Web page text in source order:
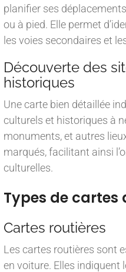
planifier ses
ou à pied. Elle permet
les voies secondaires et
Découverte des
historiques
Une carte bien détaillée
culturels et historiques à
monuments, et autres
marqués, facilitant ainsi
culturelles.
Types de cartes
Cartes routières
Les cartes routières sont
en voiture. Elles indiquent